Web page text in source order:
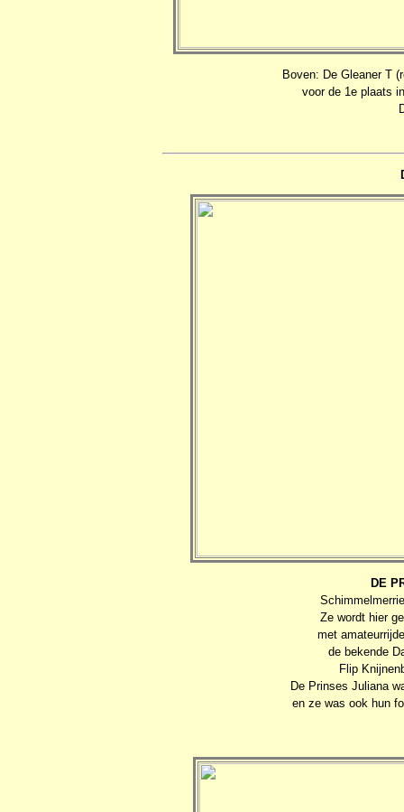
Boven: De Gleaner T
voor de 1e plaats
DE
Ze wordt hier
met
de bekende
Flip
De Prinses Juliana
en ze was ook hun